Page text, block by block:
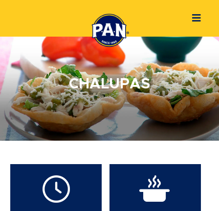
CHALUPAS